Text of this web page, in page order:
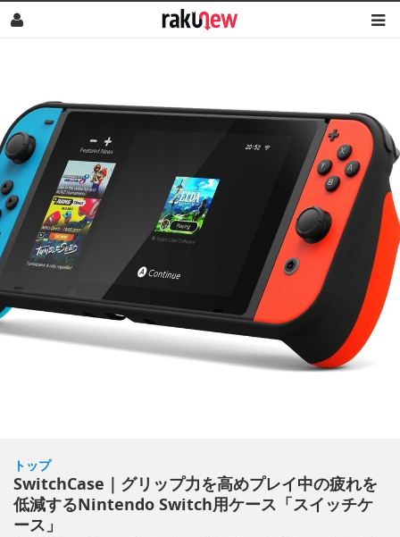
トップ
SwitchCase｜グリップ力を高めプレイ中の疲れを
低減するNintendo Switch用ケース「スイッチケ
ース」